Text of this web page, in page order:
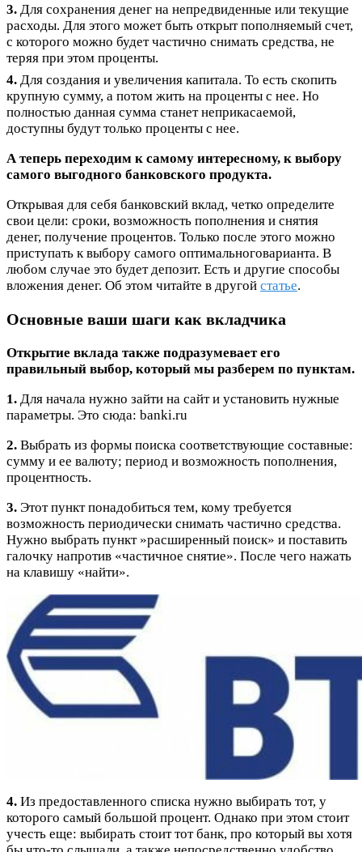
3. Для сохранения денег на непредвиденные или текущие
расходы. Для этого может быть открыт пополняемый счет,
с которого можно будет частично снимать средства, не
теряя при этом проценты.
4. Для создания и увеличения капитала. То есть скопить
крупную сумму, а потом жить на проценты с нее. Но
полностью данная сумма станет неприкасаемой,
доступны будут только проценты с нее.
А теперь переходим к самому интересному, к выбору
самого выгодного банковского продукта.
Открывая для себя банковский вклад, четко определите
свои цели: сроки, возможность пополнения и снятия
денег, получение процентов. Только после этого можно
приступать к выбору самого оптимальноговарианта. В
любом случае это будет депозит. Есть и другие способы
вложения денег. Об этом читайте в другой статье.
Основные ваши шаги как вкладчика
Открытие вклада также подразумевает его
правильный выбор, который мы разберем по пунктам.
1. Для начала нужно зайти на сайт и установить нужные
параметры. Это сюда: banki.ru
2. Выбрать из формы поиска соответствующие составные:
сумму и ее валюту; период и возможность пополнения,
процентность.
3. Этот пункт понадобиться тем, кому требуется
возможность периодически снимать частично средства.
Нужно выбрать пункт »расширенный поиск» и поставить
галочку напротив «частичное снятие». После чего нажать
на клавишу «найти».
4. Из предоставленного списка нужно выбирать тот, у
которого самый большой процент. Однако при этом стоит
учесть еще: выбирать стоит тот банк, про который вы хотя